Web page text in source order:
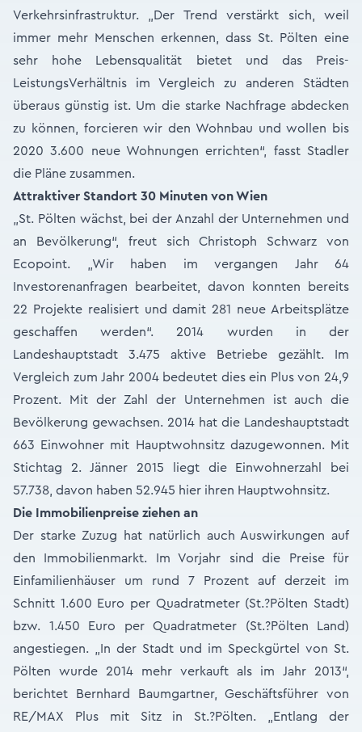
Verkehrsinfrastruktur. „Der Trend verstärkt sich, weil
immer mehr Menschen erkennen, dass St. Pölten eine
sehr hohe Lebensqualität bietet und das Preis-
LeistungsVerhältnis im Vergleich zu anderen Städten
überaus günstig ist. Um die starke Nachfrage abdecken
zu können, forcieren wir den Wohnbau und wollen bis
2020 3.600 neue Wohnungen errichten“, fasst Stadler
die Pläne zusammen.
Attraktiver Standort 30 Minuten von Wien
„St. Pölten wächst, bei der Anzahl der Unternehmen und
an Bevölkerung“, freut sich Christoph Schwarz von
Ecopoint. „Wir haben im vergangen Jahr 64
Investorenanfragen bearbeitet, davon konnten bereits
22 Projekte realisiert und damit 281 neue Arbeitsplätze
geschaffen werden“. 2014 wurden in der
Landeshauptstadt 3.475 aktive Betriebe gezählt. Im
Vergleich zum Jahr 2004 bedeutet dies ein Plus von 24,9
Prozent. Mit der Zahl der Unternehmen ist auch die
Bevölkerung gewachsen. 2014 hat die Landeshauptstadt
663 Einwohner mit Hauptwohnsitz dazugewonnen. Mit
Stichtag 2. Jänner 2015 liegt die Einwohnerzahl bei
57.738, davon haben 52.945 hier ihren Hauptwohnsitz.
Die Immobilienpreise ziehen an
Der starke Zuzug hat natürlich auch Auswirkungen auf
den Immobilienmarkt. Im Vorjahr sind die Preise für
Einfamilienhäuser um rund 7 Prozent auf derzeit im
Schnitt 1.600 Euro per Quadratmeter (St.?Pölten Stadt)
bzw. 1.450 Euro per Quadratmeter (St.?Pölten Land)
angestiegen. „In der Stadt und im Speckgürtel von St.
Pölten wurde 2014 mehr verkauft als im Jahr 2013“,
berichtet Bernhard Baumgartner, Geschäftsführer von
RE/MAX Plus mit Sitz in St.?Pölten. „Entlang der